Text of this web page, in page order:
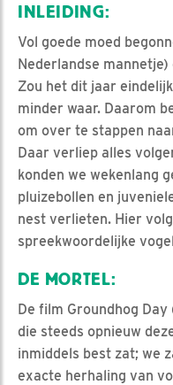
INLEIDING:
Vol goede moed
Nederlandse
Zou het dit jaar
minder waar. Daarom
om over te stappen
Daar verliep alles
konden we wekenlang
pluizebollen en
nest verlieten. Hier
spreekwoordelijke
DE MORTEL:
De film Groundhog
die steeds opnieuw
inmiddels best zat; we
exacte herhaling van